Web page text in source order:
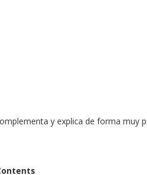
y explica de forma muy